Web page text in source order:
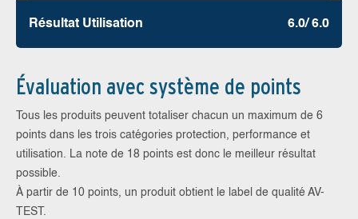
Résultat Utilisation 6.0/ 6.0
Évaluation avec système de points
Tous les produits peuvent totaliser chacun un maximum de 6
points dans les trois catégories protection, performance et
utilisation. La note de 18 points est donc le meilleur résultat
possible.
À partir de 10 points, un produit obtient le label de qualité AV-
TEST.